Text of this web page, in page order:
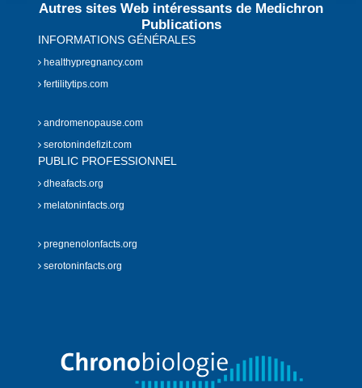
Autres sites Web intéressants de Medichron
Publications
INFORMATIONS GÉNÉRALES
healthypregnancy.com
fertilitytips.com
andromenopause.com
serotonindefizit.com
PUBLIC PROFESSIONNEL
dheafacts.org
melatoninfacts.org
pregnenolonfacts.org
serotoninfacts.org